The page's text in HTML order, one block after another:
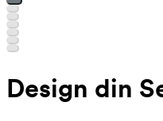
Design din